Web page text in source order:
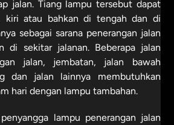
jalan. Tiang lampu tersebut dapat
kiri atau bahkan di tengah dan di
sebagai sarana penerangan jalan
di sekitar jalanan. Beberapa jalan
jalan, jembatan, jalan bawah
dan jalan lainnya membutuhkan
hari dengan lampu tambahan.
lampu penerangan jalan